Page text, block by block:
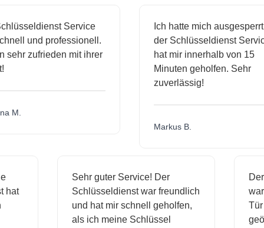
Service
und professionell.
zufrieden mit ihrer
M.
Ich hatte mich ausgesperrt
der Schlüsseldienst Service
hat mir innerhalb von 15
Minuten geholfen. Sehr
zuverlässig!
Markus B.
hat
Sehr guter Service! Der
Schlüsseldienst war freundlich
und hat mir schnell geholfen,
als ich meine Schlüssel